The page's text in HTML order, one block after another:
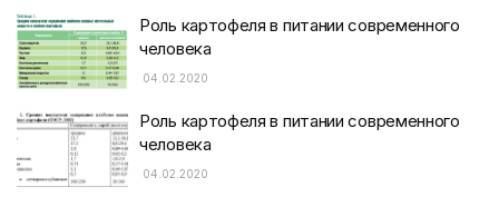
Роль картофеля в питании современного
человека
04.02.2020
Роль картофеля в питании современного
человека
04.02.2020